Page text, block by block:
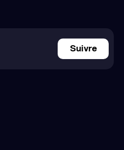
Suivre